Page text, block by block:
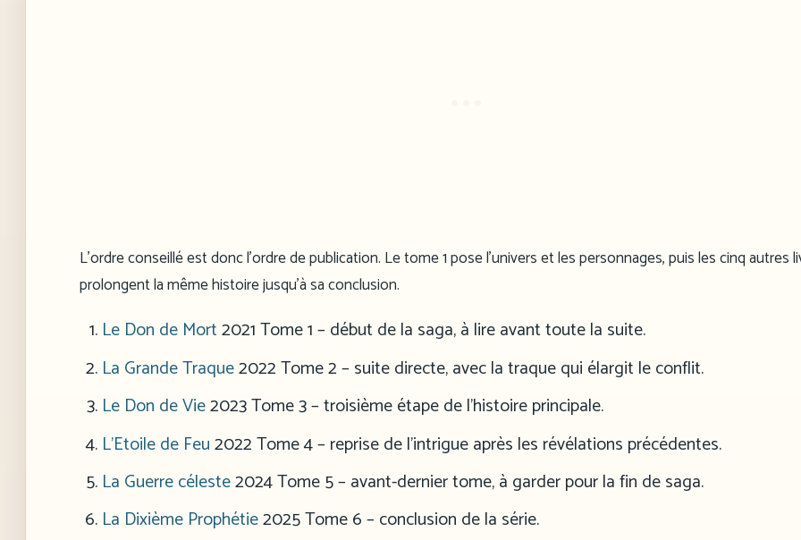
L’ordre conseillé est donc l’ordre de publication. Le tome 1 pose l’univers et les personnages, puis les cinq autres
prolongent la même histoire jusqu’à sa conclusion.
Le Don de Mort2021Tome 1 – début de la saga, à lire avant toute la suite.
La Grande Traque2022Tome 2 – suite directe, avec la traque qui élargit le conflit.
Le Don de Vie2023Tome 3 – troisième étape de l’histoire principale.
L’Etoile de Feu2022Tome 4 – reprise de l’intrigue après les révélations précédentes.
La Guerre céleste2024Tome 5 – avant-dernier tome, à garder pour la fin de saga.
La Dixième Prophétie2025Tome 6 – conclusion de la série.